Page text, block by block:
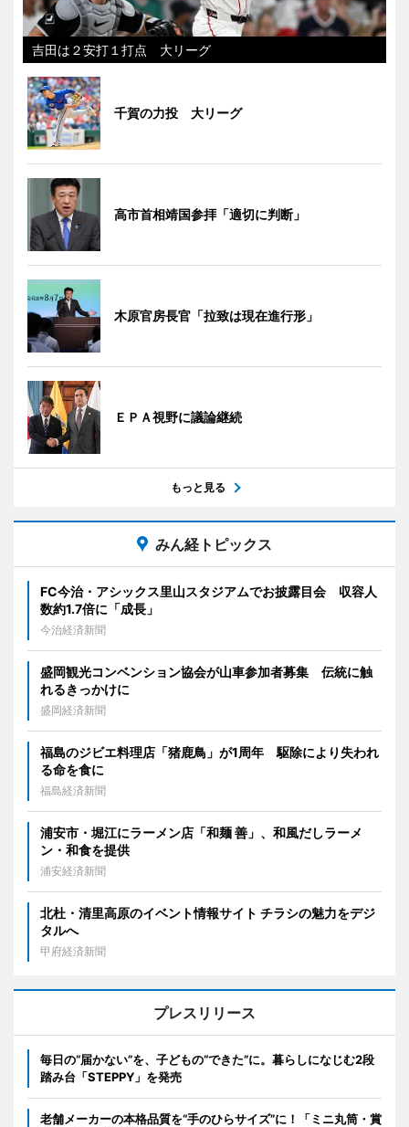
吉田は２安打１打点 大リーグ
千賀の力投 大リーグ
高市首相靖国参拝「適切に判断」
木原官房長官「拉致は現在進行形」
ＥＰＡ視野に議論継続
もっと見る
みん経トピックス
FC今治・アシックス里山スタジアムでお披露目会 収容人
数約1.7倍に「成長」
今治経済新聞
盛岡観光コンベンション協会が山車参加者募集 伝統に触
れるきっかけに
盛岡経済新聞
福島のジビエ料理店「猪鹿鳥」が1周年 駆除により失われ
る命を食に
福島経済新聞
浦安市・堀江にラーメン店「和麺 善」、和風だしラーメ
ン・和食を提供
浦安経済新聞
北杜・清里高原のイベント情報サイト チラシの魅力をデジ
タルへ
甲府経済新聞
プレスリリース
毎日の“届かない”を、子どもの“できた”に。暮らしになじむ2段
踏み台「STEPPY」を発売
老舗メーカーの本格品質を“手のひらサイズ”に！「ミニ丸筒・賞